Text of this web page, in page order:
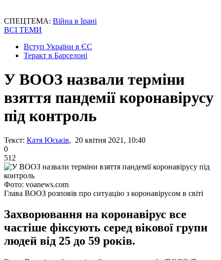
СПЕЦТЕМА: Війна в Ірані
ВСІ ТЕМИ
Вступ України в ЄС
Теракт в Барселоні
У ВООЗ назвали терміни
взяття пандемії коронавірусу
під контроль
Текст: Катя Юськів, 20 квітня 2021, 10:40
0
512
Фото: voanews.com
Глава ВООЗ розповів про ситуацію з коронавірусом в світі
Захворювання на коронавірус все
частіше фіксують серед вікової групи
людей від 25 до 59 років.